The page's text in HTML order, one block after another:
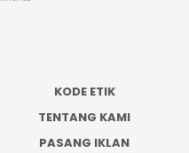
KODE ETIK
TENTANG KAMI
PASANG IKLAN